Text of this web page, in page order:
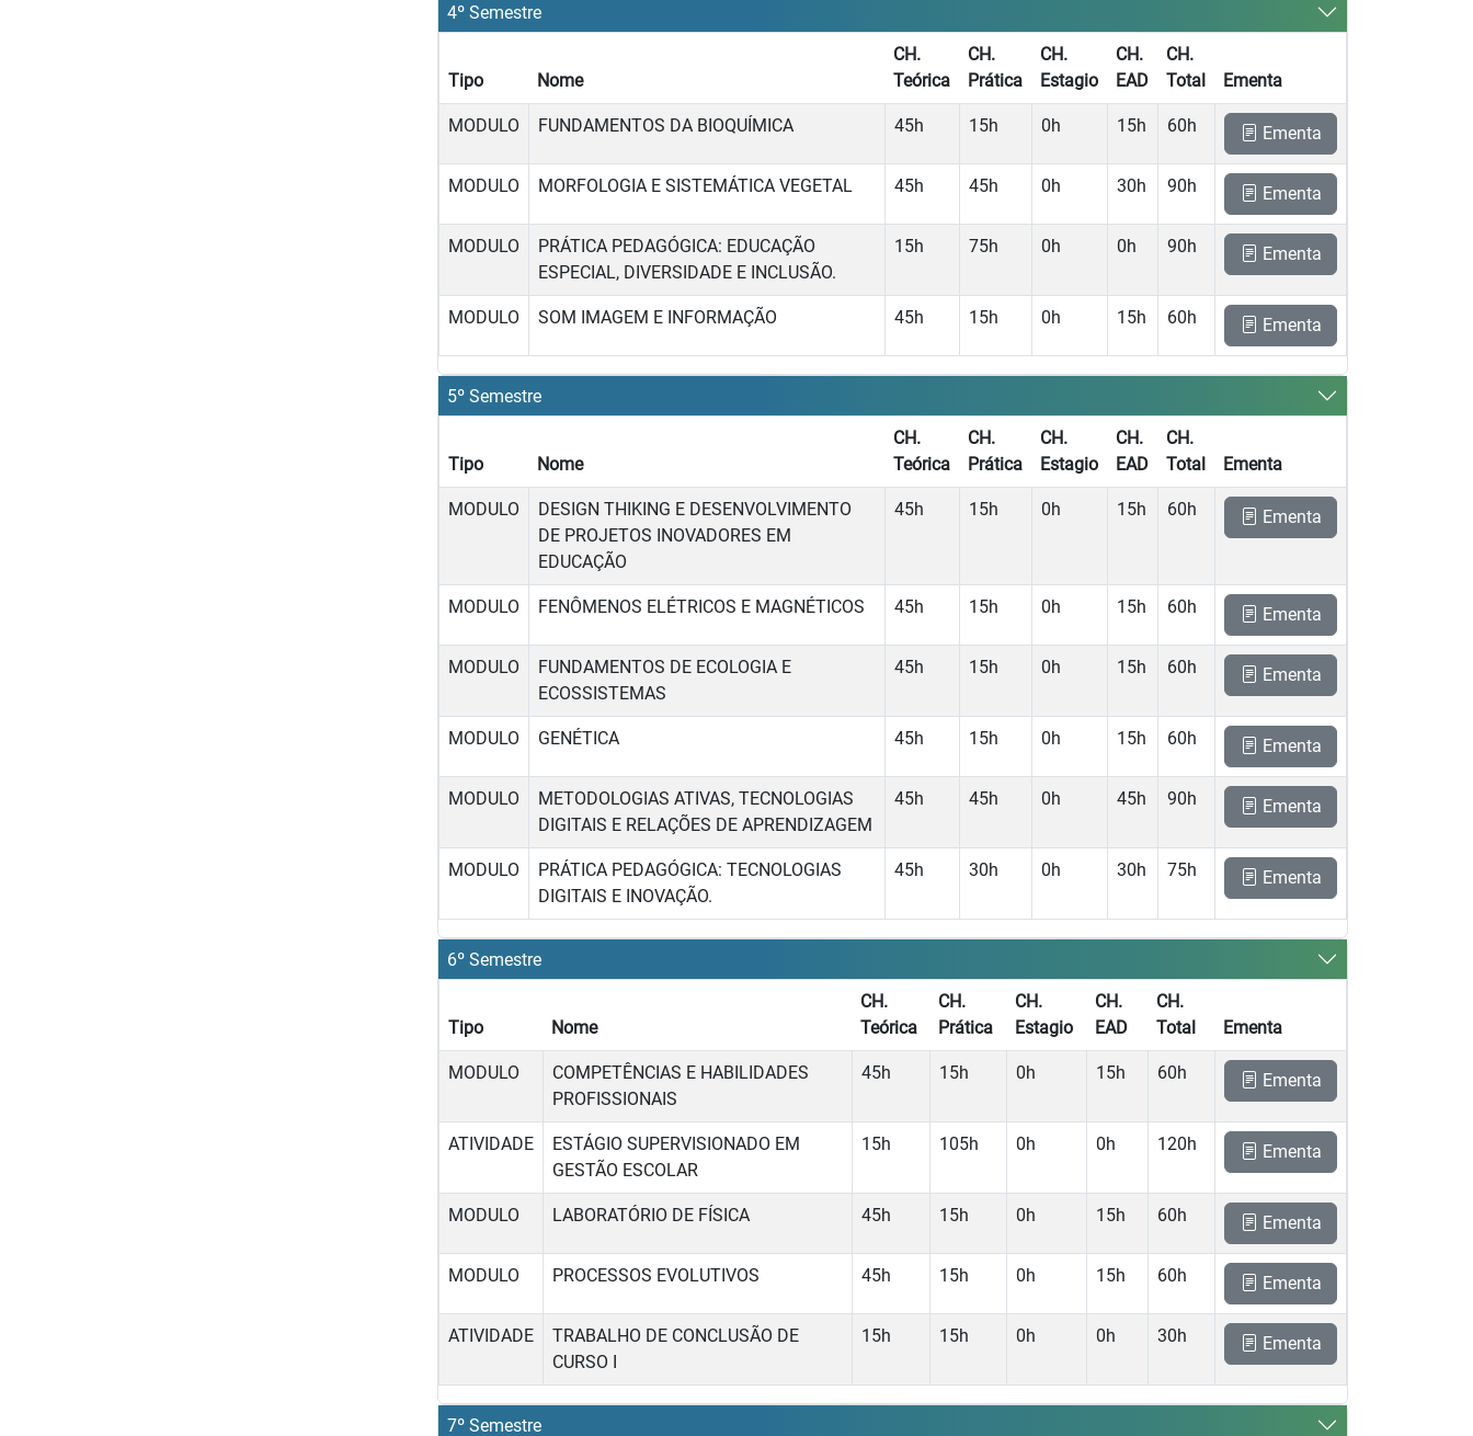
4º Semestre
Tipo Nome
CH.
Teórica
CH.
Prática
CH.
Estagio
CH.
EAD
CH.
Total
Ementa
MODULO FUNDAMENTOS DA BIOQUÍMICA 45h 15h 0h 15h 60h Ementa
MODULO MORFOLOGIA E SISTEMÁTICA VEGETAL 45h 45h 0h 30h 90h Ementa
MODULO
PRÁTICA PEDAGÓGICA: EDUCAÇÃO
ESPECIAL, DIVERSIDADE E INCLUSÃO.
15h 75h 0h 0h 90h Ementa
MODULO SOM IMAGEM E INFORMAÇÃO 45h 15h 0h 15h 60h Ementa
5º Semestre
Tipo Nome
CH.
Teórica
CH.
Prática
CH.
Estagio
CH.
EAD
CH.
Total
Ementa
MODULO
DESIGN THIKING E DESENVOLVIMENTO
DE PROJETOS INOVADORES EM
EDUCAÇÃO
45h 15h 0h 15h 60h Ementa
MODULO FENÔMENOS ELÉTRICOS E MAGNÉTICOS 45h 15h 0h 15h 60h Ementa
MODULO
FUNDAMENTOS DE ECOLOGIA E
ECOSSISTEMAS
45h 15h 0h 15h 60h Ementa
MODULO GENÉTICA 45h 15h 0h 15h 60h Ementa
MODULO
METODOLOGIAS ATIVAS, TECNOLOGIAS
DIGITAIS E RELAÇÕES DE APRENDIZAGEM
45h 45h 0h 45h 90h Ementa
MODULO
PRÁTICA PEDAGÓGICA: TECNOLOGIAS
DIGITAIS E INOVAÇÃO.
45h 30h 0h 30h 75h Ementa
6º Semestre
Tipo Nome
CH.
Teórica
CH.
Prática
CH.
Estagio
CH.
EAD
CH.
Total
Ementa
MODULO
COMPETÊNCIAS E HABILIDADES
PROFISSIONAIS
45h 15h 0h 15h 60h Ementa
ATIVIDADE
ESTÁGIO SUPERVISIONADO EM
GESTÃO ESCOLAR
15h 105h 0h 0h 120h Ementa
MODULO LABORATÓRIO DE FÍSICA 45h 15h 0h 15h 60h Ementa
MODULO PROCESSOS EVOLUTIVOS 45h 15h 0h 15h 60h Ementa
ATIVIDADE
TRABALHO DE CONCLUSÃO DE
CURSO I
15h 15h 0h 0h 30h Ementa
7º Semestre